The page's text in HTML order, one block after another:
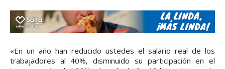
«En un año han reducido ustedes el salario real de los
trabajadores al 40%, disminuido su participación en el